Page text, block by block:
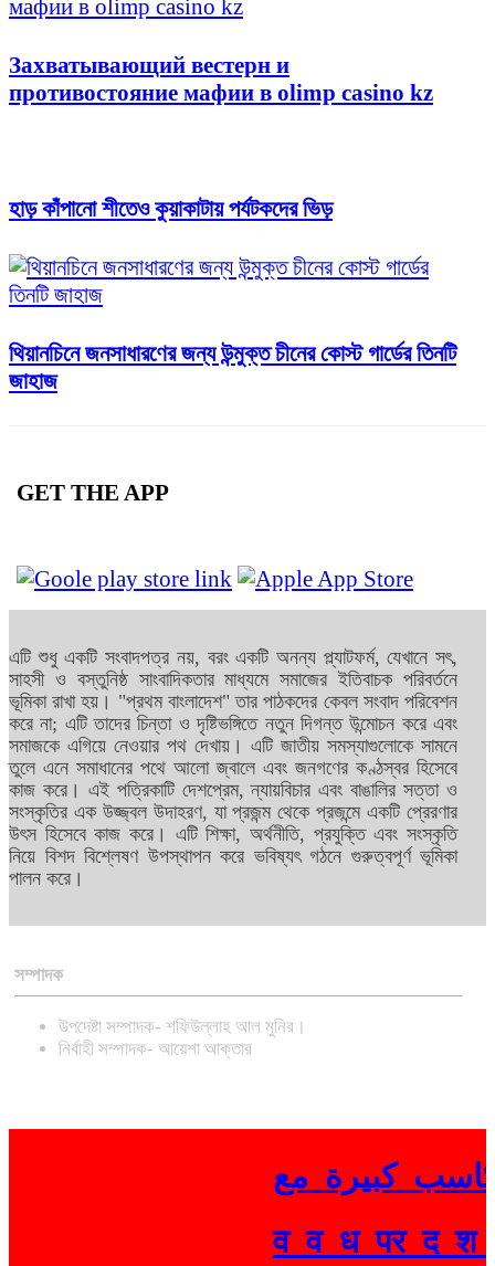
Захватывающий вестерн и
противостояние мафии в olimp casino kz
হাড় কাঁপানো শীতেও কুয়াকাটায় পর্যটকদের ভিড়
থিয়ানচিনে জনসাধারণের জন্য উন্মুক্ত চীনের কোস্ট গার্ডের তিনটি
জাহাজ
GET THE APP
এটি শুধু একটি সংবাদপত্র নয়, বরং একটি অনন্য প্ল্যাটফর্ম, যেখানে সৎ,
সাহসী ও বস্তুনিষ্ঠ সাংবাদিকতার মাধ্যমে সমাজের ইতিবাচক পরিবর্তনে
ভূমিকা রাখা হয়। "প্রথম বাংলাদেশ" তার পাঠকদের কেবল সংবাদ পরিবেশন
করে না; এটি তাদের চিন্তা ও দৃষ্টিভঙ্গিতে নতুন দিগন্ত উন্মোচন করে এবং
সমাজকে এগিয়ে নেওয়ার পথ দেখায়। এটি জাতীয় সমস্যাগুলোকে সামনে
তুলে এনে সমাধানের পথে আলো জ্বালে এবং জনগণের কণ্ঠস্বর হিসেবে
কাজ করে। এই পত্রিকাটি দেশপ্রেম, ন্যায়বিচার এবং বাঙালির সত্তা ও
সংস্কৃতির এক উজ্জ্বল উদাহরণ, যা প্রজন্ম থেকে প্রজন্মে একটি প্রেরণার
উৎস হিসেবে কাজ করে। এটি শিক্ষা, অর্থনীতি, প্রযুক্তি এবং সংস্কৃতি
নিয়ে বিশদ বিশ্লেষণ উপস্থাপন করে ভবিষ্যৎ গঠনে গুরুত্বপূর্ণ ভূমিকা
পালন করে।
সম্পাদক
উপদেষ্টা সম্পাদক- শফিউল্লাহ আল মুনির।
নির্বাহী সম্পাদক- আয়েশা আক্তার